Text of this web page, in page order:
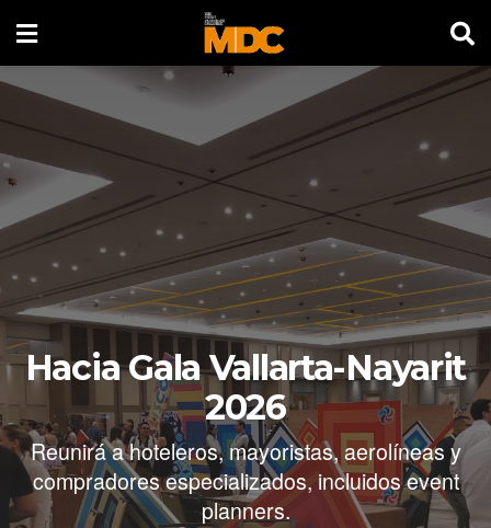
Hacia Gala Vallarta-Nayarit
2026
Reunirá a hoteleros, mayoristas, aerolíneas y
compradores especializados, incluidos event
planners.